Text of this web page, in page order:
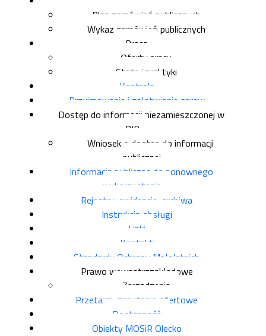
Plan zamówień publicznych
Wykaz zamówień publicznych
Praca
Oferty pracy
Staże i praktyki
Kontrola
Przyjmowanie i załatwianie spraw
Dostęp do informacji niezamieszczonej w
BIP
Wniosek o dostęp do informacji
publicznej
Informacja publiczna do ponownego
wykorzystania
Rejestry, ewidencje, archiwa
Instrukcja obsługi
Linki
Kontakt
Standardy Ochrony Małoletnich
Prawo wewnątrzzakładowe
Zarządzenia
Przetargi, zapytania ofertowe
Dostępność
Obiekty MOSiR Olecko